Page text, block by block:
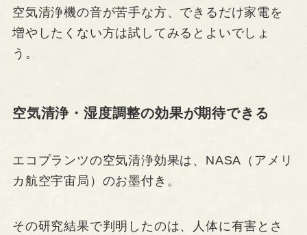
空気清浄機の音が苦手な方、できるだけ家電を
増やしたくない方は試してみるとよいでしょ
う。
空気清浄・湿度調整の効果が期待できる
エコプランツの空気清浄効果は、NASA（アメリ
カ航空宇宙局）のお墨付き。
その研究結果で判明したのは、人体に有害とさ